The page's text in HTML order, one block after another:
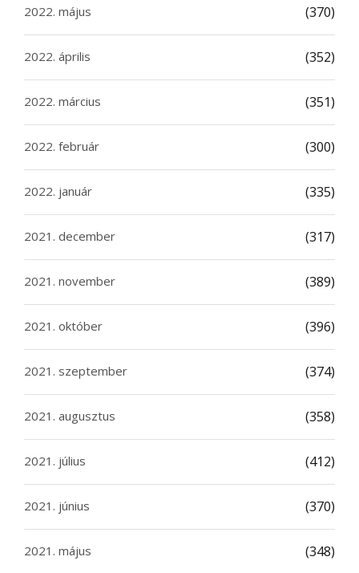
2022. május (370)
2022. április (352)
2022. március (351)
2022. február (300)
2022. január (335)
2021. december (317)
2021. november (389)
2021. október (396)
2021. szeptember (374)
2021. augusztus (358)
2021. július (412)
2021. június (370)
2021. május (348)